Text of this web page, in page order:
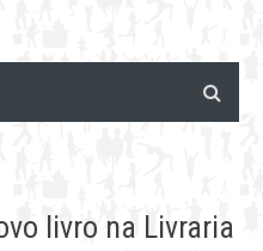
livro na Livraria